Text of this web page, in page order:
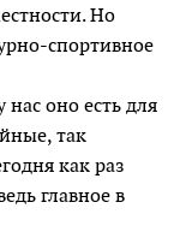
Но
спортивное
нас оно есть для
так
как раз
главное в